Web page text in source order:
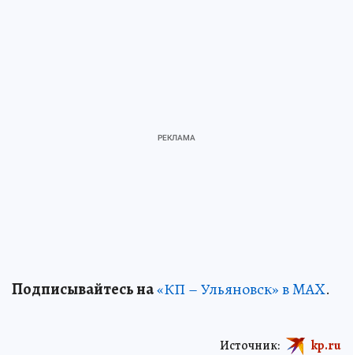
Подписывайтесь на«КП – Ульяновск» в MAX.
Источник: kp.ru